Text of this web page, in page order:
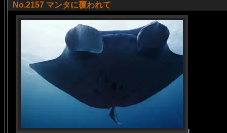
No.2157 マンタに覆われて